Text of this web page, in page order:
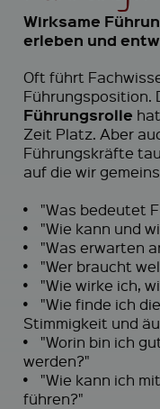
Wirksame
erleben und
Oft führt
Führungsposition.
Führungsrolle
Zeit Platz. Aber
Führungskräfte
auf die wir
• "Was bedeutet
• "Wie kann und
• "Was erwarten
• "Wer braucht
• "Wie wirke ich,
•
"Wie finde ich
Stimmigkeit und
•
"Worin bin ich
werden?"
•
"Wie kann ich
führen?"